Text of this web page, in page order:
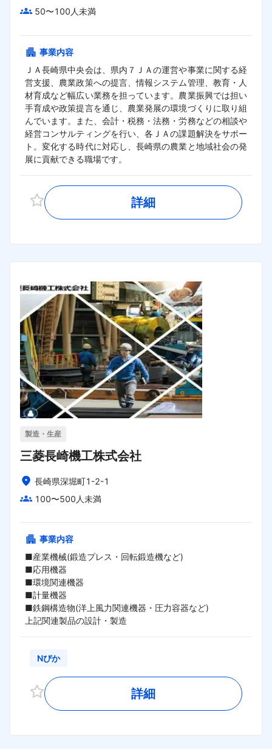
50〜100人未満
事業内容
ＪＡ長崎県中央会は、県内７ＪＡの運営や事業に関する経
営支援、農業政策への提言、情報システム管理、教育・人
材育成など幅広い業務を担っています。農業振興では担い
手育成や政策提言を通じ、農業発展の環境づくりに取り組
んでいます。また、会計・税務・法務・労務などの相談や
経営コンサルティングを行い、各ＪＡの課題解決をサポー
ト。変化する時代に対応し、長崎県の農業と地域社会の発
展に貢献できる職場です。
詳細
製造・生産
三菱長崎機工株式会社
長崎県深堀町1-2-1
100〜500人未満
事業内容
■産業機械(鍛造プレス・回転鍛造機など)
■応用機器
■環境関連機器
■計量機器
■鉄鋼構造物(洋上風力関連機器・圧力容器など)
上記関連製品の設計・製造
Nぴか
詳細